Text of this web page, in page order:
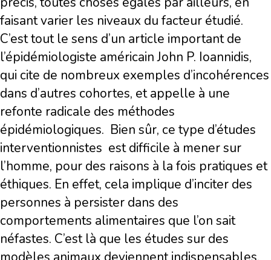
faisant varier les niveaux du facteur étudié.
C’est tout le sens d’un article important de
l’épidémiologiste américain John P. Ioannidis,
qui cite de nombreux exemples d’incohérences
dans d’autres cohortes, et appelle à une
refonte radicale des méthodes
épidémiologiques. Bien sûr, ce type d’études
interventionnistes est difficile à mener sur
l’homme, pour des raisons à la fois pratiques et
éthiques. En effet, cela implique d’inciter des
personnes à persister dans des
comportements alimentaires que l’on sait
néfastes. C’est là que les études sur des